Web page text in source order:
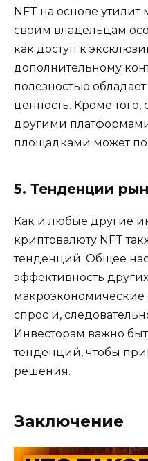
NFT на основе утилит
своим владельцам
как доступ к
дополнительному
полезностью
ценность. Кроме того,
другими
площадками может
5. Тенденции
Как и любые другие
криптовалюту NFT
тенденций. Общее
эффективность
макроэкономические
спрос и,
Инвесторам важно
тенденций, чтобы
решения.
Заключение